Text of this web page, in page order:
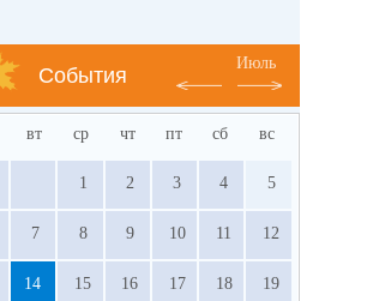
События
Июль
вт ср чт пт сб вс
1 2 3 4 5
7 8 9 10 11 12
14 15 16 17 18 19